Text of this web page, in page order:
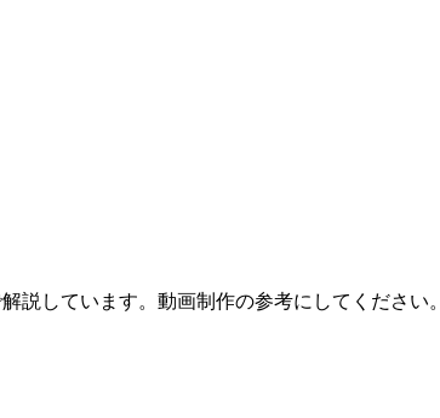
説しています。動画制作の参考にしてください。